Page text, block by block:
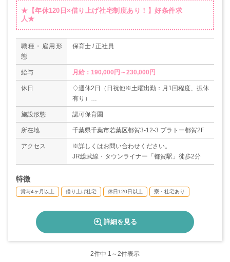
★【年休120日×借り上げ社宅制度あり！】好条件求
人★
職種・雇用形
態
保育士 / 正社員
給与 月給：190,000円～230,000円
休日
◇週休2日（日祝他※土曜出勤：月1回程度、振休
有り）
◇有給休暇
◇年末年始休暇（12/29～1/3）
◇産休・育休実績あり
＊年間休日数120日
施設形態 認可保育園
所在地 千葉県千葉市若葉区都賀3-12-3 プラトー都賀2F
アクセス
※詳しくはお問い合わせください。
JR総武線・タウンライナー「都賀駅」徒歩2分
特徴
賞与4ヶ月以上 借り上げ社宅 休日120日以上 寮・社宅あり
詳細を見る
2件中 1～2件表示